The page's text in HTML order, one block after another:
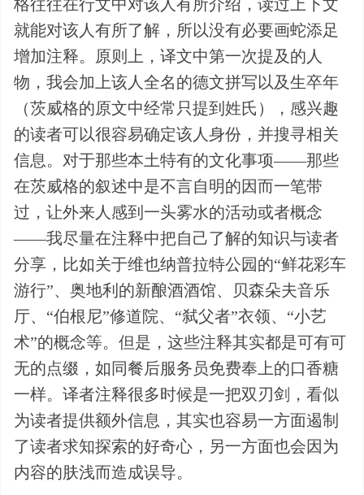
格往往在行文中对该人有所介绍，读过上下文
就能对该人有所了解，所以没有必要画蛇添足
增加注释。原则上，译文中第一次提及的人
物，我会加上该人全名的德文拼写以及生卒年
（茨威格的原文中经常只提到姓氏），感兴趣
的读者可以很容易确定该人身份，并搜寻相关
信息。对于那些本土特有的文化事项——那些
在茨威格的叙述中是不言自明的因而一笔带
过，让外来人感到一头雾水的活动或者概念
——我尽量在注释中把自己了解的知识与读者
分享，比如关于维也纳普拉特公园的“鲜花彩车
游行”、奥地利的新酿酒酒馆、贝森朵夫音乐
厅、“伯根尼”修道院、“弑父者”衣领、“小艺
术”的概念等。但是，这些注释其实都是可有可
无的点缀，如同餐后服务员免费奉上的口香糖
一样。译者注释很多时候是一把双刃剑，看似
为读者提供额外信息，其实也容易一方面遏制
了读者求知探索的好奇心，另一方面也会因为
内容的肤浅而造成误导。